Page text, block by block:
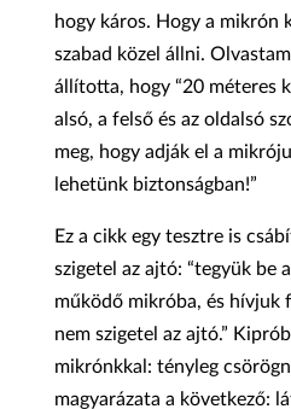
hogy káros. Hogy a mikrón
szabad közel állni.
állította, hogy “20 méteres
alsó, a felső és az oldalsó
meg, hogy adják el a
lehetünk biztonságban!”
Ez a cikk egy tesztre is
szigetel az ajtó: “tegyük be
működő mikróba, és hívjuk
nem szigetel az ajtó.”
mikrónkkal: tényleg
magyarázata a következő: